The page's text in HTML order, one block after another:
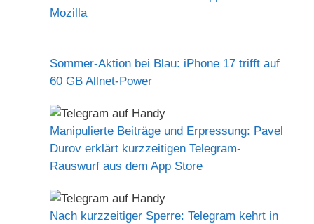
Mozilla
Sommer-Aktion bei Blau: iPhone 17 trifft auf
60 GB Allnet-Power
Manipulierte Beiträge und Erpressung: Pavel
Durov erklärt kurzzeitigen Telegram-
Rauswurf aus dem App Store
Nach kurzzeitiger Sperre: Telegram kehrt in